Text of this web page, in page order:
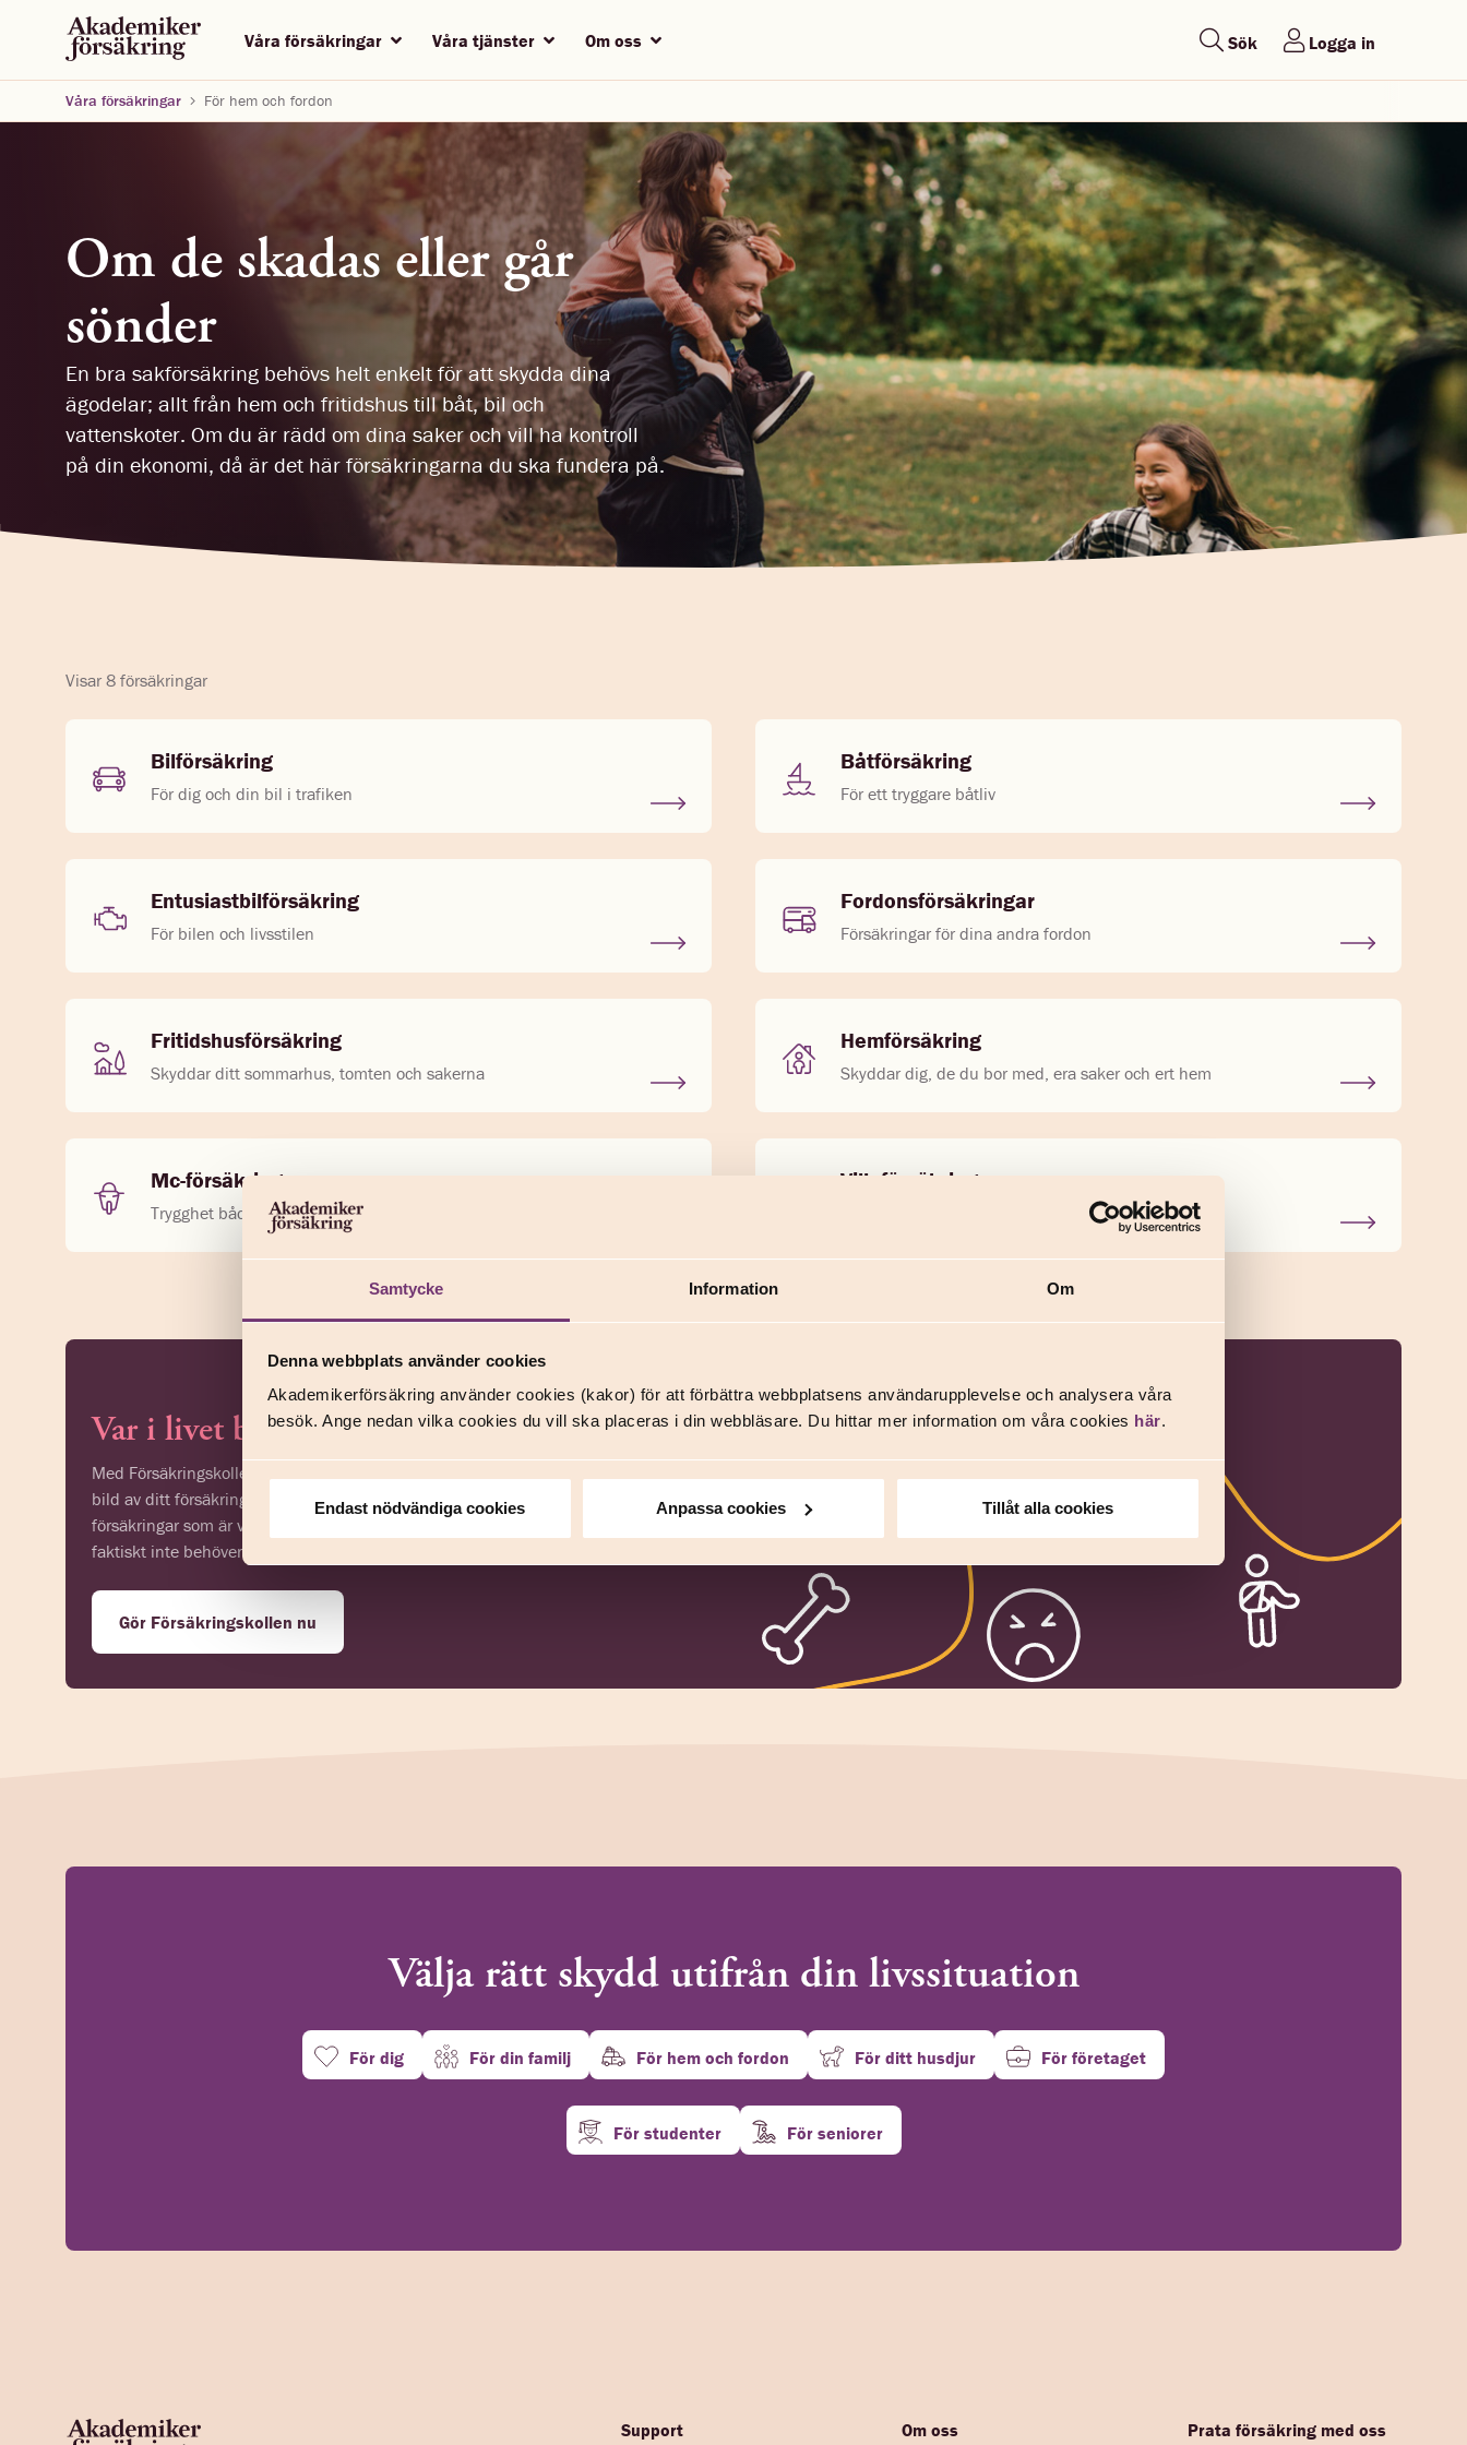
Samtycke Information Om
Denna webbplats använder cookies
Akademikerförsäkring använder cookies (kakor) för att förbättra webbplatsens användarupplevelse och analysera våra
besök. Ange nedan vilka cookies du vill ska placeras i din webbläsare. Du hittar mer information om våra cookies här.
Endast nödvändiga cookies Anpassa cookies Tillåt alla cookies
Våra försäkringar Våra tjänster Om oss Sök Logga in
Våra försäkringar För hem och fordon
Om de skadas eller går
sönder
En bra sakförsäkring behövs helt enkelt för att skydda dina
ägodelar; allt från hem och fritidshus till båt, bil och
vattenskoter. Om du är rädd om dina saker och vill ha kontroll
på din ekonomi, då är det här försäkringarna du ska fundera på.
Visar 8 försäkringar
Bilförsäkring
För dig och din bil i trafiken
Båtförsäkring
För ett tryggare båtliv
Entusiastbilförsäkring
För bilen och livsstilen
Fordonsförsäkringar
Försäkringar för dina andra fordon
Fritidshusförsäkring
Skyddar ditt sommarhus, tomten och sakerna
Hemförsäkring
Skyddar dig, de du bor med, era saker och ert hem
Mc-försäkring
​​​​​​​​​​​​​​​​​​​​Trygghet både för lätt och tung mc
Villaförsäkring
Skyddar dig, de du bor med, era saker och huset
Var i livet befinner du dig?
Med Försäkringskollen kan du få en tydligare
bild av ditt försäkringsbehov; vilka
försäkringar som är viktiga och vilka du
faktiskt inte behöver i dagsläget.
Gör Försäkringskollen nu
Välja rätt skydd utifrån din livssituation
För dig För din familj För hem och fordon För ditt husdjur För företaget
För studenter För seniorer
Support Om oss Prata försäkring med oss